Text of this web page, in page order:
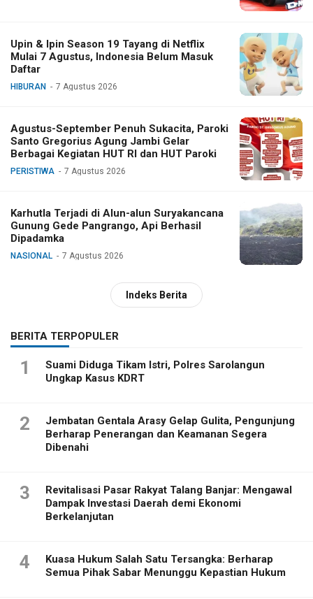
Upin & Ipin Season 19 Tayang di Netflix
Mulai 7 Agustus, Indonesia Belum Masuk
Daftar
HIBURAN 7 Agustus 2026
Agustus-September Penuh Sukacita, Paroki
Santo Gregorius Agung Jambi Gelar
Berbagai Kegiatan HUT RI dan HUT Paroki
PERISTIWA 7 Agustus 2026
Karhutla Terjadi di Alun-alun Suryakancana
Gunung Gede Pangrango, Api Berhasil
Dipadamka
NASIONAL 7 Agustus 2026
Indeks Berita
BERITA TERPOPULER
1
Suami Diduga Tikam Istri, Polres Sarolangun
Ungkap Kasus KDRT
2
Jembatan Gentala Arasy Gelap Gulita, Pengunjung
Berharap Penerangan dan Keamanan Segera
Dibenahi
3
Revitalisasi Pasar Rakyat Talang Banjar: Mengawal
Dampak Investasi Daerah demi Ekonomi
Berkelanjutan
4
Kuasa Hukum Salah Satu Tersangka: Berharap
Semua Pihak Sabar Menunggu Kepastian Hukum